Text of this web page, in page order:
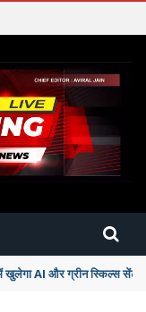
चलते खिलाड़ियों का सम्मान